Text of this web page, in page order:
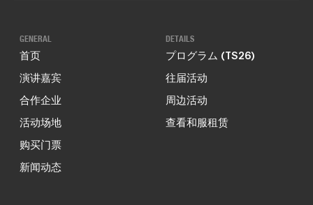
GENERAL
首页
演讲嘉宾
合作企业
活动场地
购买门票
新闻动态
DETAILS
プログラム (TS26)
往届活动
周边活动
查看和服租赁